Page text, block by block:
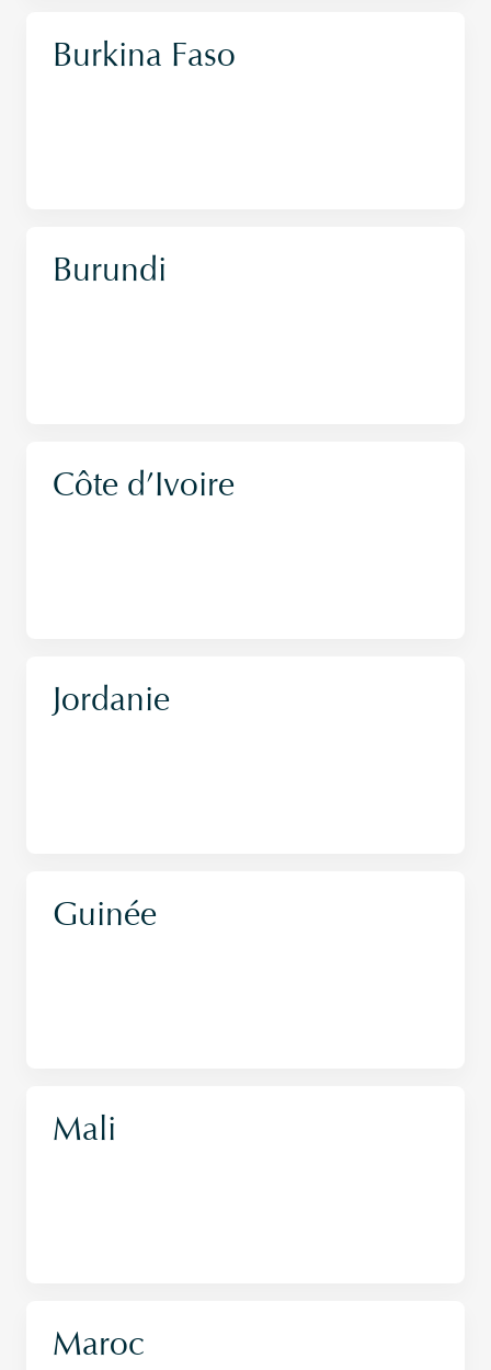
Burkina Faso
Burundi
Côte d’Ivoire
Jordanie
Guinée
Mali
Maroc